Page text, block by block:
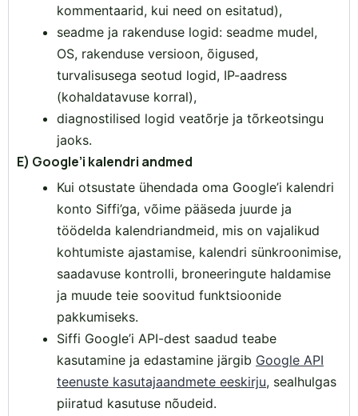
kommentaarid, kui need on esitatud),
seadme ja rakenduse logid: seadme mudel,
OS, rakenduse versioon, õigused,
turvalisusega seotud logid, IP-aadress
(kohaldatavuse korral),
diagnostilised logid veatõrje ja tõrkeotsingu
jaoks.
E) Google’i kalendri andmed
Kui otsustate ühendada oma Google’i kalendri
konto Siffi’ga, võime pääseda juurde ja
töödelda kalendriandmeid, mis on vajalikud
kohtumiste ajastamise, kalendri sünkroonimise,
saadavuse kontrolli, broneeringute haldamise
ja muude teie soovitud funktsioonide
pakkumiseks.
Siffi Google’i API-dest saadud teabe
kasutamine ja edastamine järgib Google API
teenuste kasutajaandmete eeskirju, sealhulgas
piiratud kasutuse nõudeid.